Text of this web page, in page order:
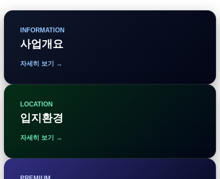
INFORMATION
사업개요
자세히 보기 →
LOCATION
입지환경
자세히 보기 →